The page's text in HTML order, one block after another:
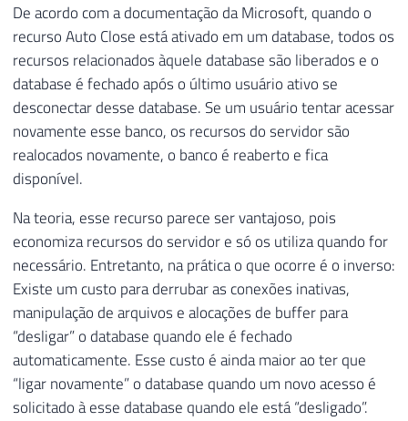
De acordo com a documentação da Microsoft, quando o
recurso Auto Close está ativado em um database, todos os
recursos relacionados àquele database são liberados e o
database é fechado após o último usuário ativo se
desconectar desse database. Se um usuário tentar acessar
novamente esse banco, os recursos do servidor são
realocados novamente, o banco é reaberto e fica
disponível.
Na teoria, esse recurso parece ser vantajoso, pois
economiza recursos do servidor e só os utiliza quando for
necessário. Entretanto, na prática o que ocorre é o inverso:
Existe um custo para derrubar as conexões inativas,
manipulação de arquivos e alocações de buffer para
“desligar” o database quando ele é fechado
automaticamente. Esse custo é ainda maior ao ter que
“ligar novamente” o database quando um novo acesso é
solicitado à esse database quando ele está “desligado”.